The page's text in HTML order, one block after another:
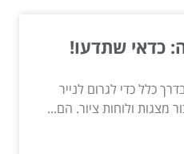
כדאי שתדעו!
כלל כדי לגרום לנייר
מצגות ולוחות ציור. הם...